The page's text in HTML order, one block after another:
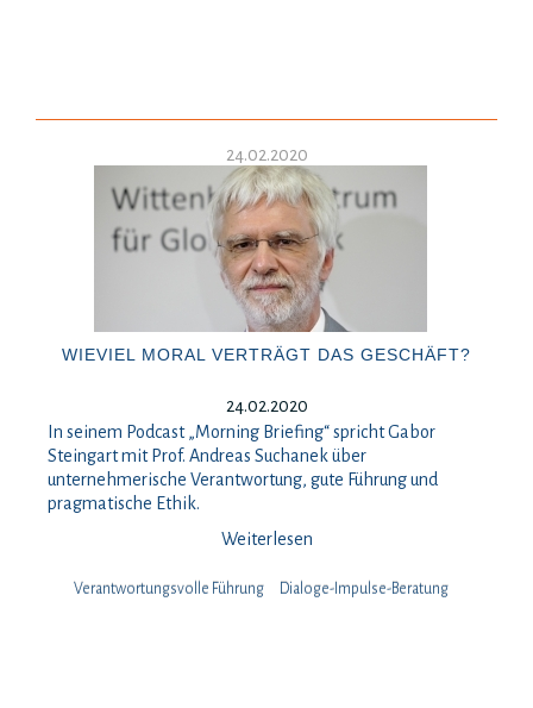
24.02.2020
WIEVIEL MORAL VERTRÄGT DAS GESCHÄFT?
24.02.2020
In seinem Podcast „Morning Briefing“ spricht Gabor
Steingart mit Prof. Andreas Suchanek über
unternehmerische Verantwortung, gute Führung und
pragmatische Ethik.
Weiterlesen
Verantwortungsvolle Führung Dialoge-Impulse-Beratung